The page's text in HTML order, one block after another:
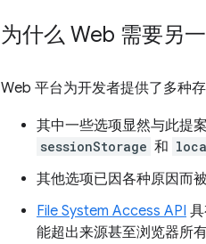
为什么 Web 需要另
Web 平台为开发者提供了多种
其中一些选项显然与此提
sessionStorage 和
其他选项已因各种原因而
File System Access API
能超出来源甚至浏览器所